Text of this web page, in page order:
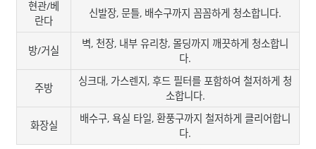
현관/베
란다
신발장, 문틀, 배수구까지 꼼꼼하게 청소합니다.
방/거실
벽, 천장, 내부 유리창, 몰딩까지 깨끗하게 청소합니
다.
주방
싱크대, 가스렌지, 후드 필터를 포함하여 철저하게 청
소합니다.
화장실
배수구, 욕실 타일, 환풍구까지 철저하게 클리어합니
다.